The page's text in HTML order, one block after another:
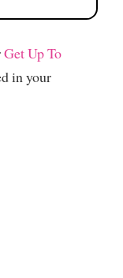
Get Up To
in your